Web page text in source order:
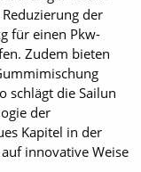
der
für einen Pkw-
Zudem bieten
schlägt die Sailun
der
Kapitel in der
innovative Weise